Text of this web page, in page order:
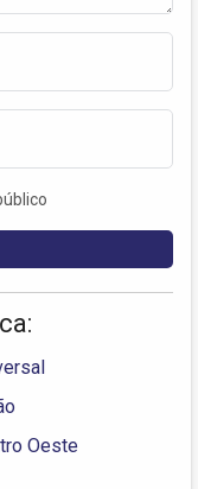
Oeste